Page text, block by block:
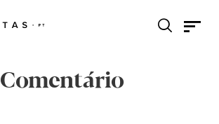
Comentário